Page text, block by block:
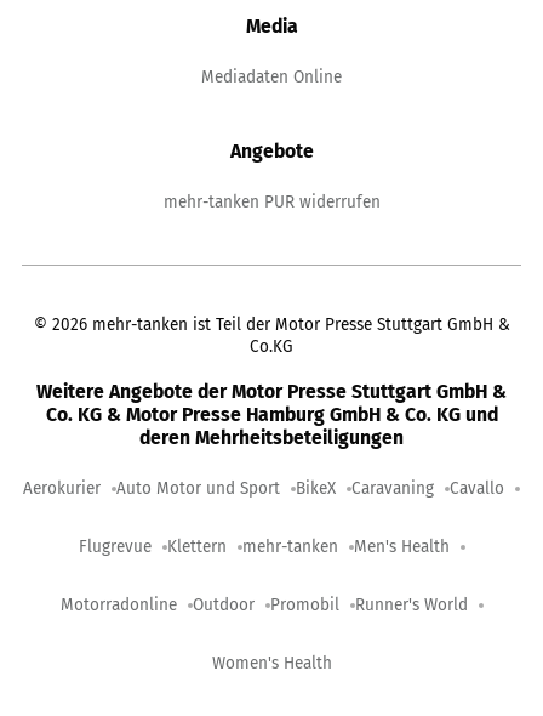
Media
Mediadaten Online
Angebote
mehr-tanken PUR widerrufen
© 2026 mehr-tanken ist Teil der Motor Presse Stuttgart GmbH &
Co.KG
Weitere Angebote der Motor Presse Stuttgart GmbH &
Co. KG & Motor Presse Hamburg GmbH & Co. KG und
deren Mehrheitsbeteiligungen
Aerokurier Auto Motor und Sport BikeX Caravaning Cavallo
Flugrevue Klettern mehr-tanken Men's Health
Motorradonline Outdoor Promobil Runner's World
Women's Health